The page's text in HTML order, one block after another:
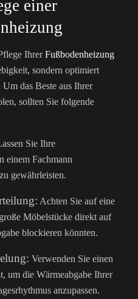
einer
IhrerFußbodenheizung
sondern optimiert
das Beste aus Ihrer
sollten Sie folgende
Sie Ihre
einem Fachmann
gewährleisten.
Achten Sie auf eine
Möbelstücke direkt auf
blockieren könnten.
Verwenden Sie einen
um die Wärmeabgabe Ihrer
anzupassen.